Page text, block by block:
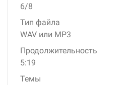
6/8
Тип файла
WAV или MP3
Продолжительность
5:19
Темы